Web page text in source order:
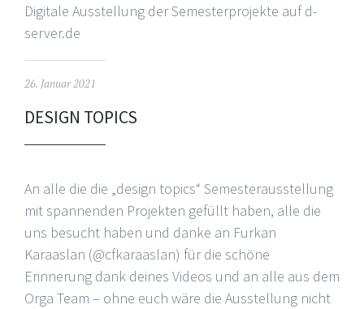
Digitale Ausstellung der Semesterprojekte auf d-
server.de
26. Januar 2021
DESIGN TOPICS
An alle die die „design topics“ Semesterausstellung
mit spannenden Projekten gefüllt haben, alle die
uns besucht haben und danke an Furkan
Karaaslan (@cfkaraaslan) für die schöne
Erinnerung dank deines Videos und an alle aus dem
Orga Team – ohne euch wäre die Ausstellung nicht